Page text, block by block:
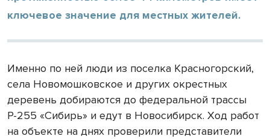
ключевое значение для местных жителей.
Именно по ней люди из поселка Красногорский,
села Новомошковское и других окрестных
деревень добираются до федеральной трассы
Р-255 «Сибирь» и едут в Новосибирск. Ход работ
на объекте на днях проверили представители